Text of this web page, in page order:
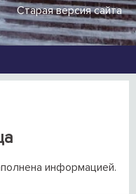
Старая версия сайта
информацией.